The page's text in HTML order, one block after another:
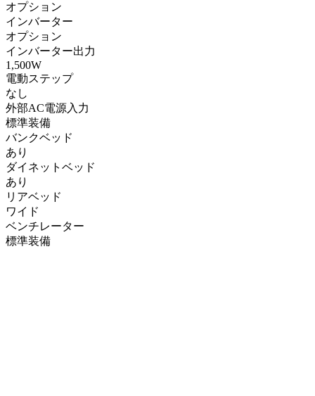
オプション
インバーター
オプション
インバーター出力
1,500W
電動ステップ
なし
外部AC電源入力
標準装備
バンクベッド
あり
ダイネットベッド
あり
リアベッド
ワイド
ベンチレーター
標準装備